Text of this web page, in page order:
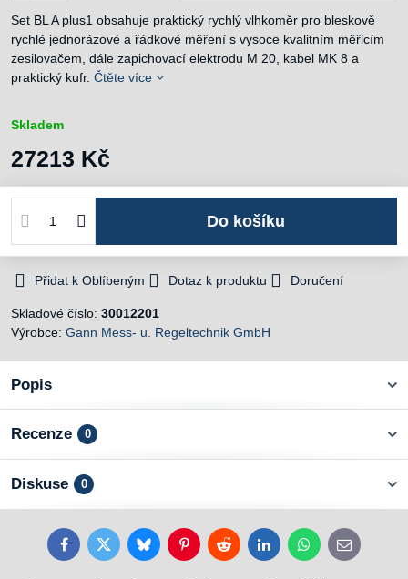
Set BL A plus1 obsahuje praktický rychlý vlhkoměr pro bleskově
rychlé jednorázové a řádkové měření s vysoce kvalitním měřicím
zesilovačem, dále zapichovací elektrodu M 20, kabel MK 8 a
praktický kufr. Čtěte více
Skladem
27213 Kč
Do košíku
Přidat k Oblíbeným Dotaz k produktu Doručení
Skladové číslo: 30012201
Výrobce: Gann Mess- u. Regeltechnik GmbH
Popis
Recenze 0
Diskuse 0
FacebookTwitterBlueskyPinterestRedditLinkedInWhatsApp
E-
mail